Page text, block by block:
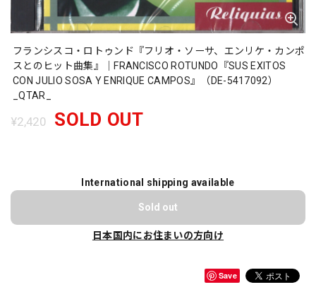
フランシスコ・ロトゥンド『フリオ・ソーサ、エンリケ・カンポ
スとのヒット曲集』｜FRANCISCO ROTUNDO『SUS EXITOS
CON JULIO SOSA Y ENRIQUE CAMPOS』（DE-5417092）
_QTAR_
¥2,420 SOLD OUT
International shipping available
Sold out
日本国内にお住まいの方向け
Save